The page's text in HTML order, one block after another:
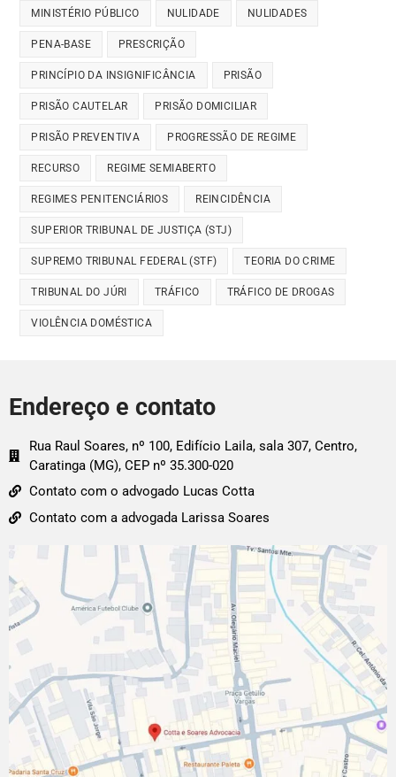
MINISTÉRIO PÚBLICO NULIDADE NULIDADES
PENA-BASE PRESCRIÇÃO
PRINCÍPIO DA INSIGNIFICÂNCIA PRISÃO
PRISÃO CAUTELAR PRISÃO DOMICILIAR
PRISÃO PREVENTIVA PROGRESSÃO DE REGIME
RECURSO REGIME SEMIABERTO
REGIMES PENITENCIÁRIOS REINCIDÊNCIA
SUPERIOR TRIBUNAL DE JUSTIÇA (STJ)
SUPREMO TRIBUNAL FEDERAL (STF) TEORIA DO CRIME
TRIBUNAL DO JÚRI TRÁFICO TRÁFICO DE DROGAS
VIOLÊNCIA DOMÉSTICA
Endereço e contato
Rua Raul Soares, nº 100, Edifício Laila, sala 307, Centro,
Caratinga (MG), CEP nº 35.300-020
Contato com o advogado Lucas Cotta
Contato com a advogada Larissa Soares